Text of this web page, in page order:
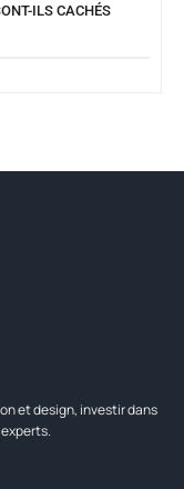
ILS CACHÉS
et design, investir dans